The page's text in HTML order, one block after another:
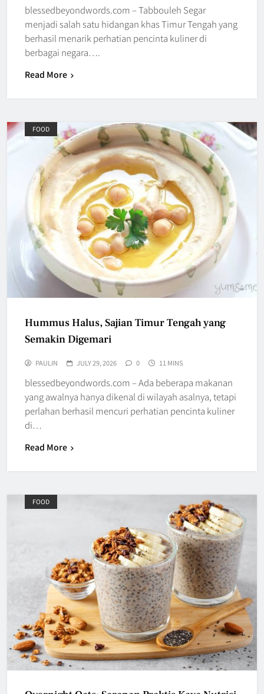
blessedbeyondwords.com – Tabbouleh Segar
menjadi salah satu hidangan khas Timur Tengah yang
berhasil menarik perhatian pencinta kuliner di
berbagai negara….
Read More
FOOD
Hummus Halus, Sajian Timur Tengah yang
Semakin Digemari
PAULIN JULY 29, 2026 0 11 MINS
blessedbeyondwords.com – Ada beberapa makanan
yang awalnya hanya dikenal di wilayah asalnya, tetapi
perlahan berhasil mencuri perhatian pencinta kuliner
di…
Read More
FOOD